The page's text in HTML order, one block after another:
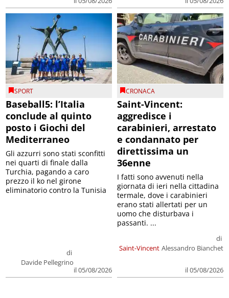
SPORT
Baseball5: l’Italia
conclude al quinto
posto i Giochi del
Mediterraneo
di
Davide Pellegrino
il 05/08/2026
Gli azzurri sono stati sconfitti
nei quarti di finale dalla
Turchia, pagando a caro
prezzo il ko nel girone
eliminatorio contro la Tunisia
CRONACA
Saint-Vincent:
aggredisce i
carabinieri, arrestato
e condannato per
direttissima un
36enne
Saint-Vincent
di
Alessandro Bianchet
il 05/08/2026
I fatti sono avvenuti nella
giornata di ieri nella cittadina
termale, dove i carabinieri
erano stati allertati per un
uomo che disturbava i
passanti. ...